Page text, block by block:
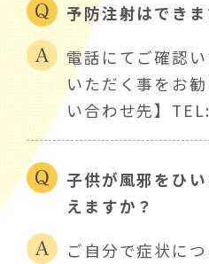
予防注射はできま
電話にてご確認
いただく事をお
い合わせ先】
子供が風邪をひ
えますか？
ご自分で症状に